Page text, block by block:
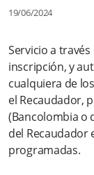
¿A qué
¿Cómo
cuenta?
¿Qué beneficios
19/06/2024
Servicio a
inscripción, y
cualquiera de
el Recaudador,
(Bancolombia o
del Recaudador
programadas.